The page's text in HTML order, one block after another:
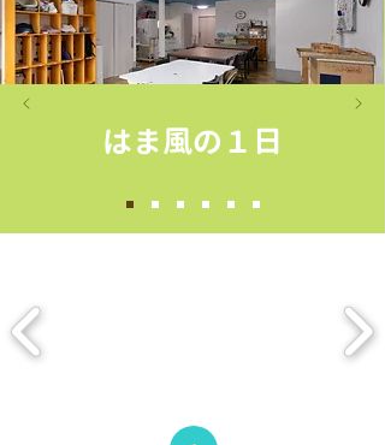
はま風の１日